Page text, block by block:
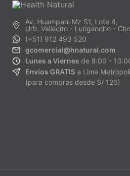
Av. Huampani Mz S1, Lote 4,
Urb. Vallecito - Lurigancho -
(+51) 912 493 520
gcomercial@hnatural.com
Lunes a Viernes de 8:00 -
Envios GRATIS a Lima
(para compras desde S/ 120)